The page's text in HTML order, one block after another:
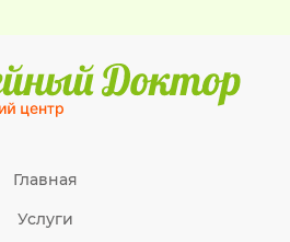
Главная
Услуги